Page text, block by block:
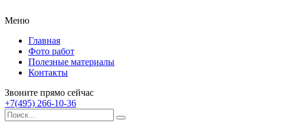
Меню
Главная
Фото работ
Полезные материалы
Контакты
Звоните прямо сейчас
+7(495) 266-10-36